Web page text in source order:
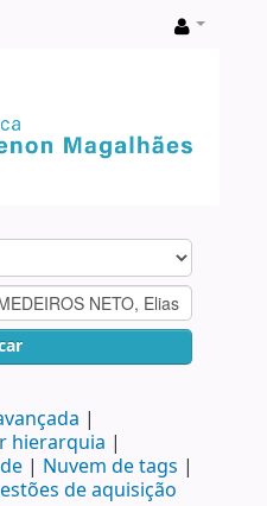
hierarquia
Nuvem de tags
de aquisição